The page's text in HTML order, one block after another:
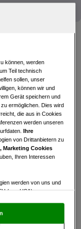
Statistik
Wildmoos,
können, werden
Teil technisch
sollen, unser
können wir und
Gerät speichern und
ermöglichen. Dies wird
die aus in Cookies
werden unseren
Ihre
von Drittanbietern zu
Marketing Cookies
Ihren Interessen
werden von uns und
(u.a. USA)
besteht insbesondere
zu Kontroll- und